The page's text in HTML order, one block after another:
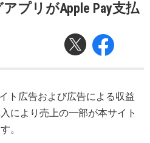
プリがApple Pay支払
ト広告および広告による収益
により売上の一部が本サイト
。